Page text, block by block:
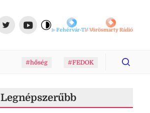
Fehérvár-TVVörösmarty Rádió
#hőség #FEDOK
Legnépszerűbb